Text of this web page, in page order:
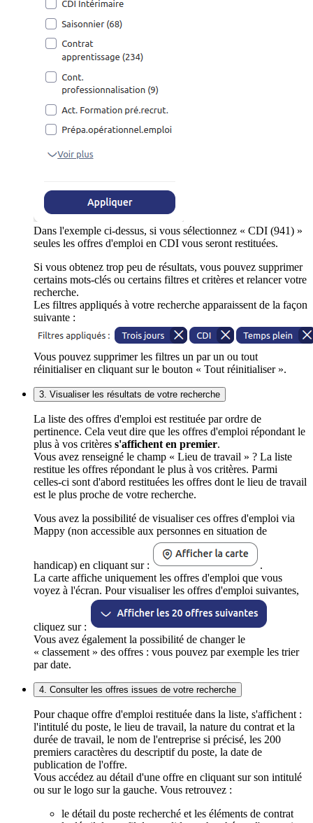
Dans l'exemple ci-dessus, si vous sélectionnez « CDI (941) »
seules les offres d'emploi en CDI vous seront restituées.
Si vous obtenez trop peu de résultats, vous pouvez supprimer
certains mots-clés ou certains filtres et critères et relancer votre
recherche.
Les filtres appliqués à votre recherche apparaissent de la façon
suivante :
Vous pouvez supprimer les filtres un par un ou tout
réinitialiser en cliquant sur le bouton « Tout réinitialiser ».
3. Visualiser les résultats de votre recherche
La liste des offres d'emploi est restituée par ordre de
pertinence. Cela veut dire que les offres d'emploi répondant le
plus à vos critères s'affichent en premier.
Vous avez renseigné le champ « Lieu de travail » ? La liste
restitue les offres répondant le plus à vos critères. Parmi
celles-ci sont d'abord restituées les offres dont le lieu de travail
est le plus proche de votre recherche.
Vous avez la possibilité de visualiser ces offres d'emploi via
Mappy (non accessible aux personnes en situation de
handicap) en cliquant sur :
.
La carte affiche uniquement les offres d'emploi que vous
voyez à l'écran. Pour visualiser les offres d'emploi suivantes,
cliquez sur :
Vous avez également la possibilité de changer le
« classement » des offres : vous pouvez par exemple les trier
par date.
4. Consulter les offres issues de votre recherche
Pour chaque offre d'emploi restituée dans la liste, s'affichent :
l'intitulé du poste, le lieu de travail, la nature du contrat et la
durée de travail, le nom de l'entreprise si précisé, les 200
premiers caractères du descriptif du poste, la date de
publication de l'offre.
Vous accédez au détail d'une offre en cliquant sur son intitulé
ou sur le logo sur la gauche. Vous retrouvez :
le détail du poste recherché et les éléments de contrat